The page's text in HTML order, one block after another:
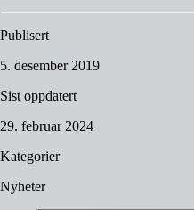
Publisert
5. desember 2019
Sist oppdatert
29. februar 2024
Kategorier
Nyheter